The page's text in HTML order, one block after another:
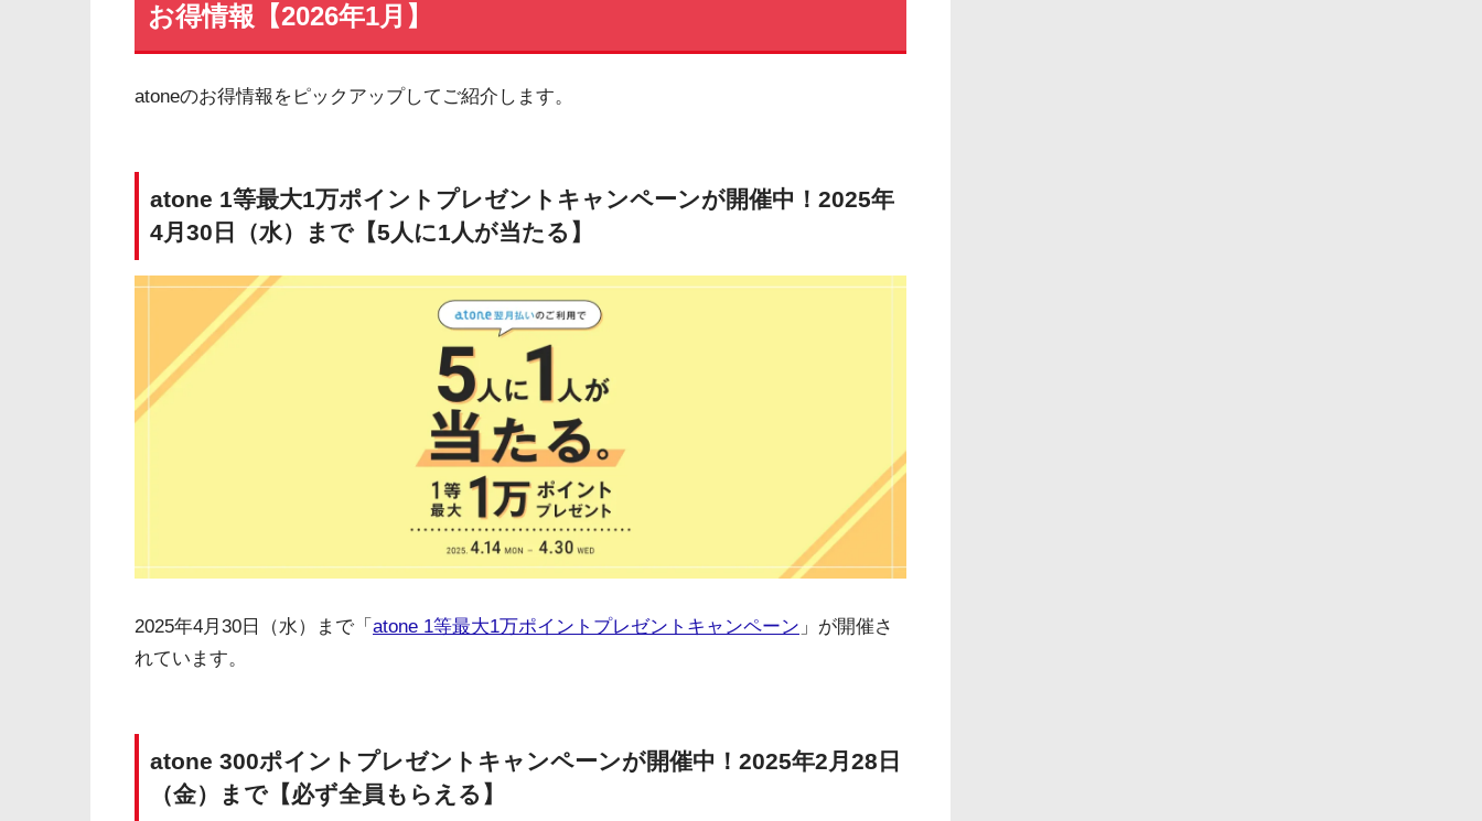
お得情報【2026年1月】
atoneのお得情報をピックアップしてご紹介します。
atone 1等最大1万ポイントプレゼントキャンペーンが開催中！2025年
4月30日（水）まで【5人に1人が当たる】
2025年4月30日（水）まで「 atone 1等最大1万ポイントプレゼントキャンペーン 」が開催さ
れています。
atone 300ポイントプレゼントキャンペーンが開催中！2025年2月28日
（金）まで【必ず全員もらえる】